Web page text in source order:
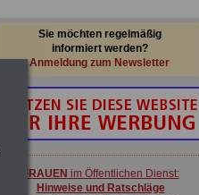
Sie möchten regelmäßig
informiert werden?
Anmeldung zum Newsletter
FRAUEN im Öffentlichen Dienst:
Hinweise und Ratschläge